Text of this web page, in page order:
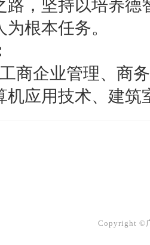
路，坚持以培养
根本任务。
企业管理、商务
机应用技术、建筑
Copyright ©